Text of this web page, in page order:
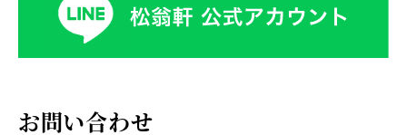
お問い合わせ